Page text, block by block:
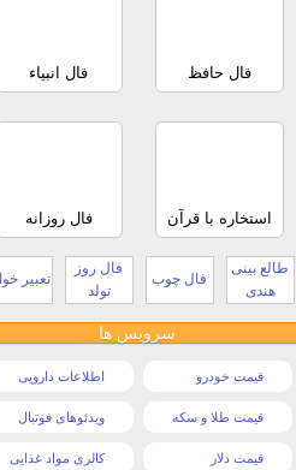
فال حافظ فال انبیاء
استخاره با قرآن فال روزانه
طالع بینی
هندی
فال چوب
فال روز
تولد
تعبیر
سرویس ها
قیمت خودرو اطلاعات دارویی
قیمت طلا و سکه ویدئوهای فوتبال
قیمت دلار کالری مواد غذایی